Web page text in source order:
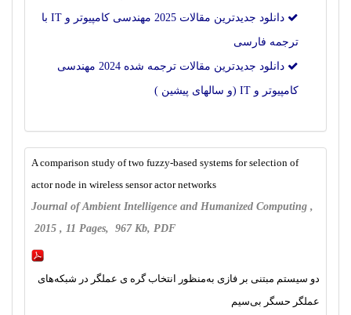
دانلود جدیدترین مقالات 2025 مهندسی کامپیوتر و IT با
ترجمه فارسی
دانلود جدیدترین مقالات ترجمه شده 2024 مهندسی
کامپیوتر و IT (و سالهای پیشین )
A comparison study of two fuzzy-based systems for selection of
actor node in wireless sensor actor networks
Journal of Ambient Intelligence and Humanized Computing ,
2015 , 11 Pages, 967 Kb, PDF
دو سیستم مبتنی بر فازی به‌منظور انتخاب گره ی عملگر در شبکه‌های
عملگر حسگر بی‌سیم